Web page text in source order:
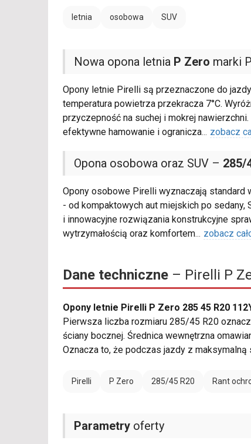
letnia osobowa SUV
Nowa opona letnia P Zero marki
Opony letnie Pirelli są przeznaczone do
temperatura powietrza przekracza 7°C.
przyczepność na suchej i mokrej
efektywne hamowanie i ogranicza... zobacz
Opona osobowa oraz SUV – 285/
Opony osobowe Pirelli wyznaczają standard
- od kompaktowych aut miejskich po sedany,
i innowacyjne rozwiązania konstrukcyjne
wytrzymałością oraz komfortem... zobacz
Dane techniczne – Pirelli P
Opony letnie Pirelli P Zero 285 45 R20
Pierwsza liczba rozmiaru 285/45 R20
ściany bocznej. Średnica wewnętrzna
Oznacza to, że podczas jazdy z
Pirelli P Zero 285/45 R20 Rant
Parametry oferty